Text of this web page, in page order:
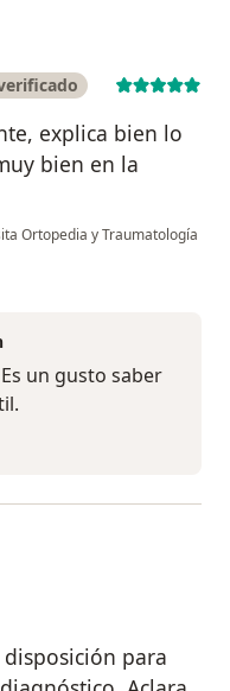
explica bien lo
bien en la
Ortopedia y Traumatología
un gusto saber
para